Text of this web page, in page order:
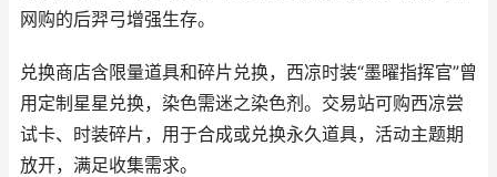
网购的后羿弓增强生存。
兑换商店含限量道具和碎片兑换，西凉时装“墨曜指挥官”曾
用定制星星兑换，染色需迷之染色剂。交易站可购西凉尝
试卡、时装碎片，用于合成或兑换永久道具，活动主题期
放开，满足收集需求。